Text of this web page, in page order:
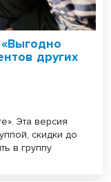
других
Эта версия
скидки до
в группу